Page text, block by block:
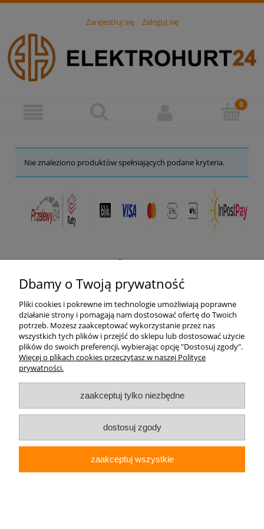
Zarejestruj się Zaloguj się
Nie znaleziono produktów spełniających podane kryteria.
Pomoc
Moje konto
Płatności i dostawa
Informacje
Elektrohurt24.pl
pokaż pełną wersję strony
Sklep internetowy Shoper Premium
Dbamy o Twoją prywatność
Pliki cookies i pokrewne im technologie umożliwiają poprawne
działanie strony i pomagają nam dostosować ofertę do Twoich
potrzeb. Możesz zaakceptować wykorzystanie przez nas
wszystkich tych plików i przejść do sklepu lub dostosować użycie
plików do swoich preferencji, wybierając opcję "Dostosuj zgody".
Więcej o plikach cookies przeczytasz w naszej Polityce
prywatności.
zaakceptuj tylko niezbędne
dostosuj zgody
zaakceptuj wszystkie